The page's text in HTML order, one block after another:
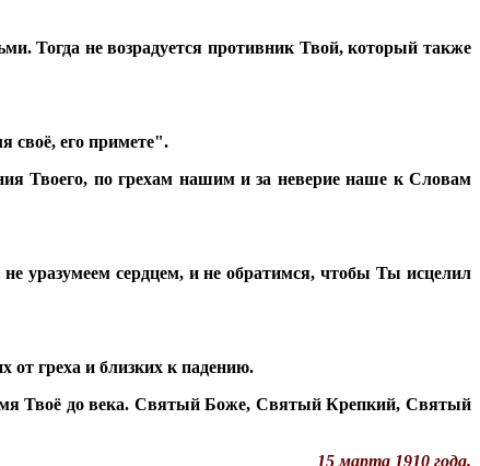
Тогда не возрадуется противник Твой, который также
своё, его примете".
Твоего, по грехам нашим и за неверие наше к Словам
уразумеем сердцем, и не обратимся, чтобы Ты исцелил
греха и близких к падению.
Твоё до века. Святый Боже, Святый Крепкий, Святый
15 марта 1910 года.